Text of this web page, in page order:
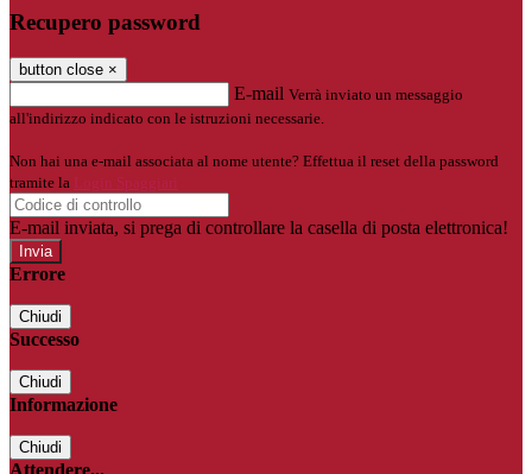
Recupero password
button close ×
E-mail Verrà inviato un messaggio
all'indirizzo indicato con le istruzioni necessarie.
Non hai una e-mail associata al nome utente? Effettua il reset della password
tramite la
Login Spaggiari
E-mail inviata, si prega di controllare la casella di posta elettronica!
Errore
Chiudi
Successo
Chiudi
Informazione
Chiudi